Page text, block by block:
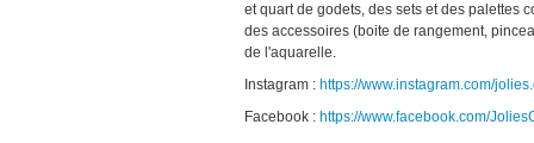
et quart de godets, des sets et des palettes
des accessoires (boite de rangement,
de l'aquarelle.
Instagram : https://www.instagram.com/
Facebook : https://www.facebook.com/